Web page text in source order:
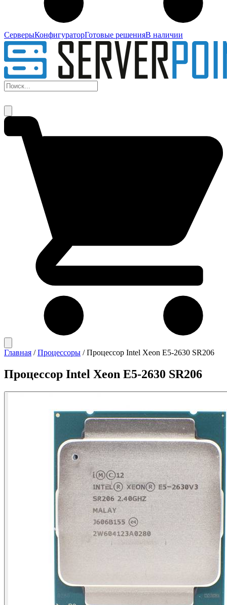
СерверыКонфигураторГотовые решенияВ наличии
Главная / Процессоры / Процессор Intel Xeon E5-2630 SR206
Процессор Intel Xeon E5-2630 SR206